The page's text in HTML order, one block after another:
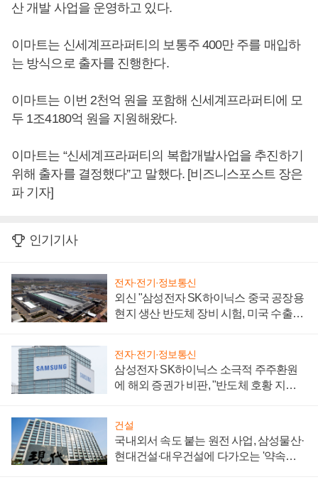
산 개발 사업을 운영하고 있다.
이마트는 신세계프라퍼티의 보통주 400만 주를 매입하
는 방식으로 출자를 진행한다.
이마트는 이번 2천억 원을 포함해 신세계프라퍼티에 모
두 1조4180억 원을 지원해왔다.
이마트는 “신세계프라퍼티의 복합개발사업을 추진하기
위해 출자를 결정했다”고 말했다. [비즈니스포스트 장은
파 기자]
인기기사
전자·전기·정보통신
외신 "삼성전자 SK하이닉스 중국 공장용
현지 생산 반도체 장비 시험, 미국 수출통
전자·전기·정보통신
삼성전자 SK하이닉스 소극적 주주환원
에 해외 증권가 비판, "반도체 호황 지속
건설
국내외서 속도 붙는 원전 사업, 삼성물산·
현대건설·대우건설에 다가오는 '약속의